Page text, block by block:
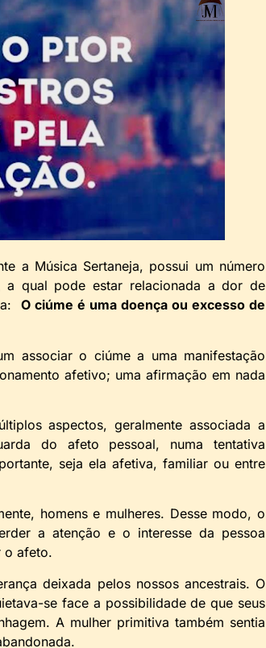
a Música Sertaneja, possui um número
a qual pode estar relacionada a dor de
O ciúme é uma doença ou excesso de
associar o ciúme a uma manifestação
afetivo; uma afirmação em nada
aspectos, geralmente associada a
do afeto pessoal, numa tentativa
seja ela afetiva, familiar ou entre
homens e mulheres. Desse modo, o
a atenção e o interesse da pessoa
o afeto.
deixada pelos nossos ancestrais. O
se face a possibilidade de que seus
A mulher primitiva também sentia